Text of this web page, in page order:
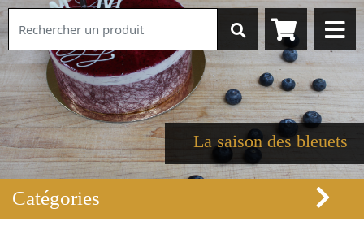
La saison des bleuets
Catégories